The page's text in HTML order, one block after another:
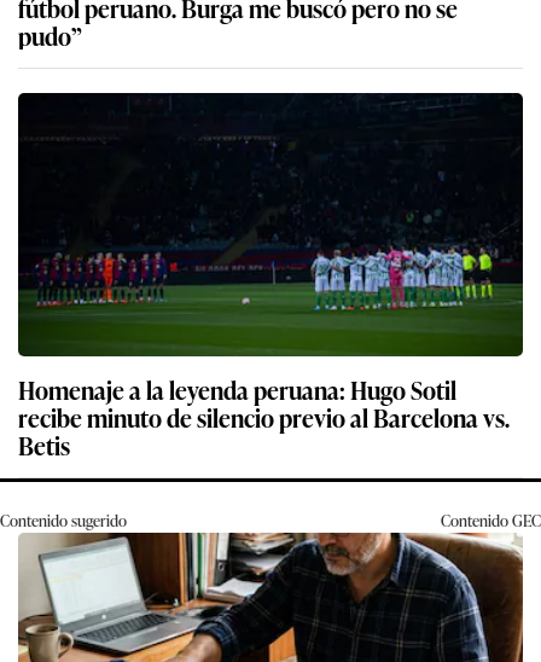
pudo”
Homenaje a la leyenda peruana: Hugo Sotil
recibe minuto de silencio previo al Barcelona vs.
Betis
Contenido sugerido ContenidoGEC